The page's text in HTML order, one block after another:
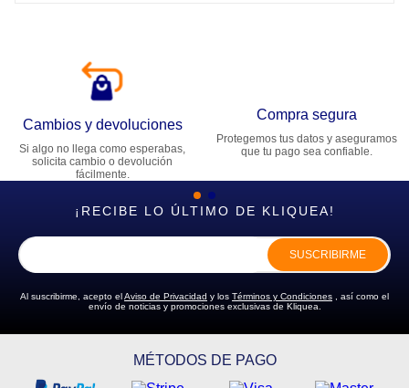
Cambios y devoluciones
Si algo no llega como esperabas,
solicita cambio o devolución
fácilmente.
Compra segura
Protegemos tus datos y aseguramos
que tu pago sea confiable.
¡RECIBE LO ÚLTIMO DE KLIQUEA!
SUSCRIBIRME
Al suscribirme, acepto elAviso de Privacidad y los Términos y Condiciones , así como el
envío de noticias y promociones exclusivas de Kliquea.
MÉTODOS DE PAGO